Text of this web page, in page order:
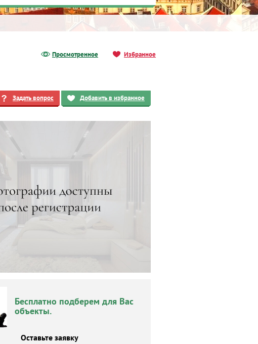
Просмотренное Избранное
Задать вопрос Добавить в избранное
Бесплатно подберем для Вас
объекты.
Оставьте заявку